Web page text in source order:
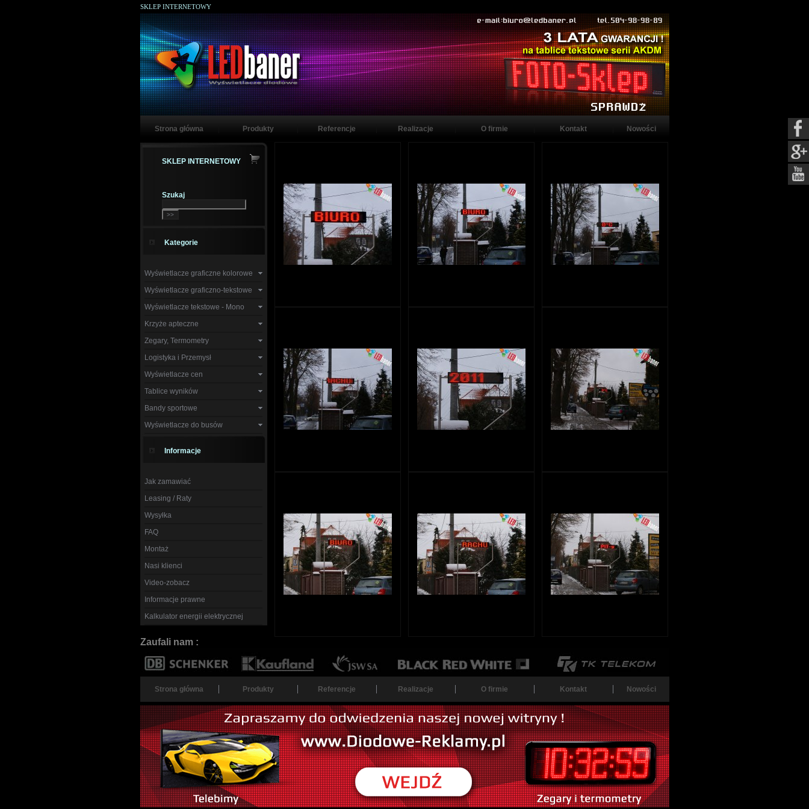
SKLEP INTERNETOWY
Strona główna Produkty Referencje Realizacje O firmie Kontakt Nowości
SKLEP INTERNETOWY
Szukaj
Kategorie
Wyświetlacze graficzne kolorowe
Wyświetlacze graficzno-tekstowe
Wyświetlacze tekstowe - Mono
Krzyże apteczne
Zegary, Termometry
Logistyka i Przemysł
Wyświetlacze cen
Tablice wyników
Bandy sportowe
Wyświetlacze do busów
Informacje
Jak zamawiać
Leasing / Raty
Wysyłka
FAQ
Montaż
Nasi klienci
Video-zobacz
Informacje prawne
Kalkulator energii elektrycznej
Zaufali nam :
Strona główna Produkty Referencje Realizacje O firmie Kontakt Nowości